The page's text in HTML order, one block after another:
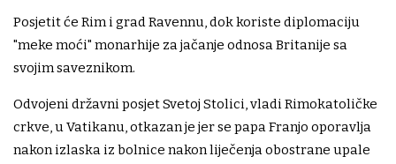
Posjetit će Rim i grad Ravennu, dok koriste diplomaciju
"meke moći" monarhije za jačanje odnosa Britanije sa
svojim saveznikom.
Odvojeni državni posjet Svetoj Stolici, vladi Rimokatoličke
crkve, u Vatikanu, otkazan je jer se papa Franjo oporavlja
nakon izlaska iz bolnice nakon liječenja obostrane upale